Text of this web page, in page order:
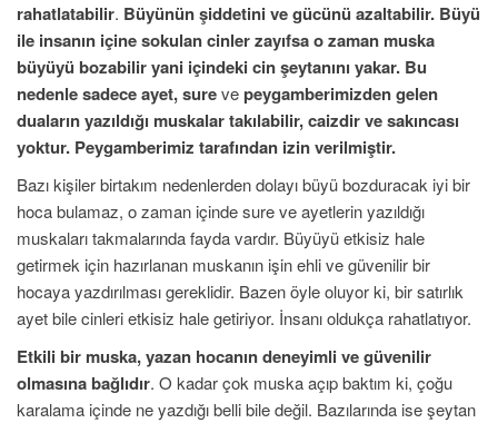
rahatlatabilir. Büyünün şiddetini ve gücünü azaltabilir. Büyü
ile insanın içine sokulan cinler zayıfsa o zaman muska
büyüyü bozabilir yani içindeki cin şeytanını yakar. Bu
nedenle sadeceayet, surevepeygamberimizden gelen
dualarınyazıldığı muskalar takılabilir, caizdir ve sakıncası
yoktur. Peygamberimiz tarafından izin verilmiştir.
Bazı kişiler birtakım nedenlerden dolayı büyü bozduracak iyi bir
hoca bulamaz, o zaman içinde sure ve ayetlerin yazıldığı
muskaları takmalarında fayda vardır. Büyüyü etkisiz hale
getirmek için hazırlanan muskanın işin ehli ve güvenilir bir
hocaya yazdırılması gereklidir. Bazen öyle oluyor ki, bir satırlık
ayet bile cinleri etkisiz hale getiriyor. İnsanı oldukça rahatlatıyor.
Etkili bir muska, yazan hocanın deneyimli ve güvenilir
olmasına bağlıdır. O kadar çok muska açıp baktım ki, çoğu
karalama içinde ne yazdığı belli bile değil. Bazılarında ise şeytan